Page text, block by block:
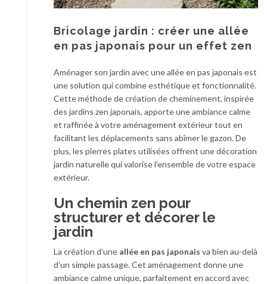
Bricolage jardin : créer une allée
en pas japonais pour un effet zen
Aménager son jardin avec une allée en pas japonais est
une solution qui combine esthétique et fonctionnalité.
Cette méthode de création de cheminement, inspirée
des jardins zen japonais, apporte une ambiance calme
et raffinée à votre aménagement extérieur tout en
facilitant les déplacements sans abîmer le gazon. De
plus, les pierres plates utilisées offrent une décoration
jardin naturelle qui valorise l’ensemble de votre espace
extérieur.
Un chemin zen pour
structurer et décorer le
jardin
La création d’une allée en pas japonais va bien au-delà
d’un simple passage. Cet aménagement donne une
ambiance calme unique, parfaitement en accord avec